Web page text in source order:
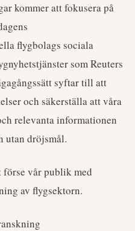
kommer att fokusera på
flygbolags sociala
som Reuters
syftar till att
och säkerställa att våra
relevanta informationen
utan dröjsmål.
förse vår publik med
av flygsektorn.